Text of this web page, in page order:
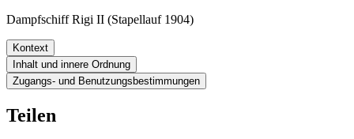
Dampfschiff Rigi II (Stapellauf 1904)
Kontext
Inhalt und innere Ordnung
Zugangs- und Benutzungsbestimmungen
Teilen